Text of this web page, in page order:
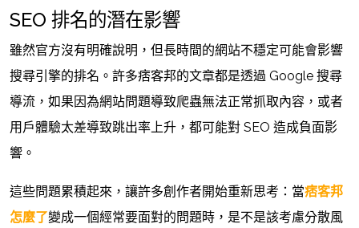
SEO 排名的潛在影響
雖然官方沒有明確說明，但長時間的網站不穩定可能會影響
搜尋引擎的排名。許多痞客邦的文章都是透過 Google 搜尋
導流，如果因為網站問題導致爬蟲無法正常抓取內容，或者
用戶體驗太差導致跳出率上升，都可能對 SEO 造成負面影
響。
這些問題累積起來，讓許多創作者開始重新思考：當痞客邦
怎麼了變成一個經常要面對的問題時，是不是該考慮分散風